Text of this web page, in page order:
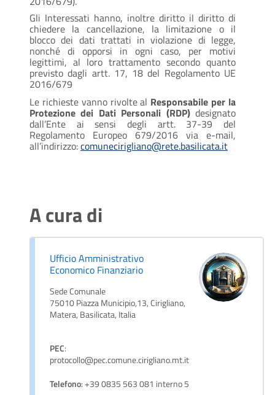
Gli Interessati hanno, inoltre diritto il diritto di
chiedere la cancellazione, la limitazione o il
blocco dei dati trattati in violazione di legge,
nonché di opporsi in ogni caso, per motivi
legittimi, al loro trattamento secondo quanto
previsto dagli artt. 17, 18 del Regolamento UE
2016/679
Le richieste vanno rivolte al Responsabile per la
Protezione dei Dati Personali (RDP) designato
dall’Ente ai sensi degli artt. 37-39 del
Regolamento Europeo 679/2016 via e-mail,
all’indirizzo:comunecirigliano@rete.basilicata.it
A cura di
Ufficio Amministrativo
Economico Finanziario
Sede Comunale
75010 Piazza Municipio,13, Cirigliano,
Matera, Basilicata, Italia
PEC:
protocollo@pec.comune.cirigliano.mt.it
Telefono: +39 0835 563 081 interno 5